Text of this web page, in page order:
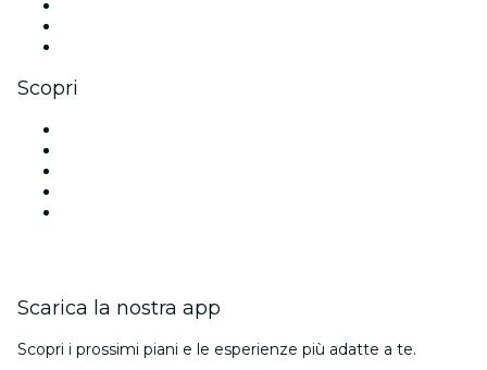
Scopri
Scarica la nostra app
Scopri i prossimi piani e le esperienze più adatte a te.